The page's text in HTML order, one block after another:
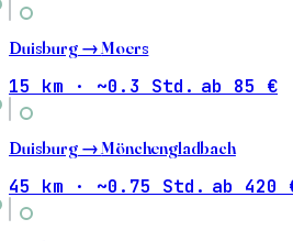
Duisburg →Moers
15 km · ~0.3 Std. ab 85 €
Duisburg →Mönchengladbach
45 km · ~0.75 Std. ab 420